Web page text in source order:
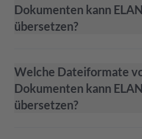
Dokumenten kann
übersetzen?
Welche Dateiformate
Dokumenten kann
übersetzen?